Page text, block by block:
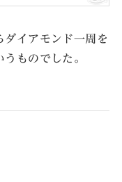
ダイアモンド一周を
ものでした。